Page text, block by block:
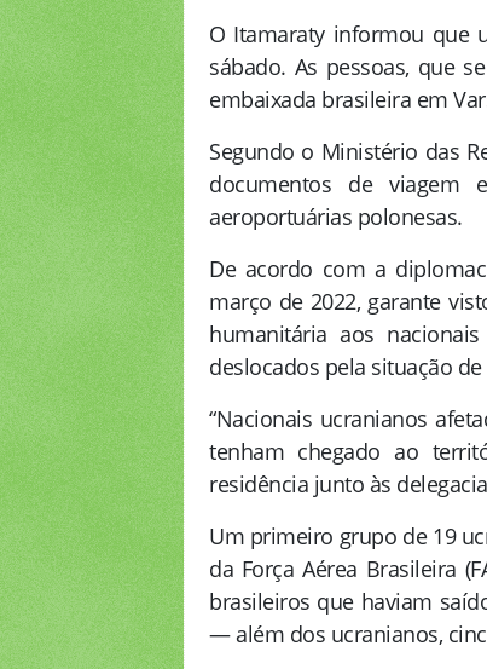
O Itamaraty informou que
sábado. As pessoas, que
embaixada brasileira em
Segundo o Ministério das
documentos de viagem
aeroportuárias polonesas.
De acordo com a
março de 2022, garante
humanitária aos
deslocados pela situação
“Nacionais ucranianos
tenham chegado ao
residência junto às
Um primeiro grupo de 19
da Força Aérea Brasileira
brasileiros que haviam
— além dos ucranianos,